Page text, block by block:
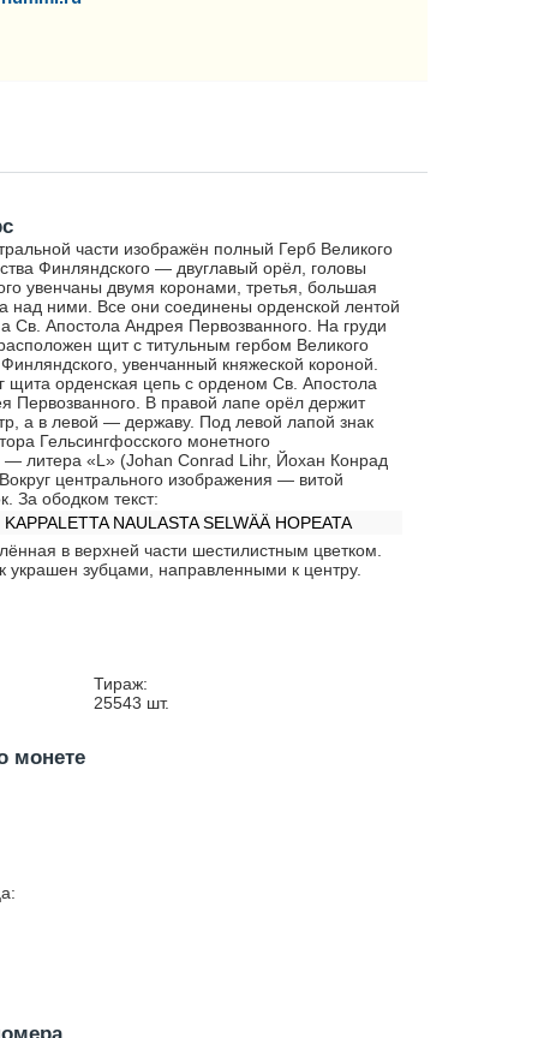
части изображён полный Герб Великого
Финляндского — двуглавый орёл, головы
увенчаны двумя коронами, третья, большая
над ними. Все они соединены орденской лентой
Св. Апостола Андрея Первозванного. На груди
щит с титульным гербом Великого
увенчанный княжеской короной.
щита орденская цепь с орденом Св. Апостола
Первозванного. В правой лапе орёл держит
а в левой — державу. Под левой лапой знак
Гельсингфосского монетного
— литера «L» (Johan Conrad Lihr, Йохан Конрад
центрального изображения — витой
За ободком текст:
NAULASTA SELWÄÄ HOPEATA
в верхней части шестилистным цветком.
украшен зубцами, направленными к центру.
Тираж:
25543 шт.
монете